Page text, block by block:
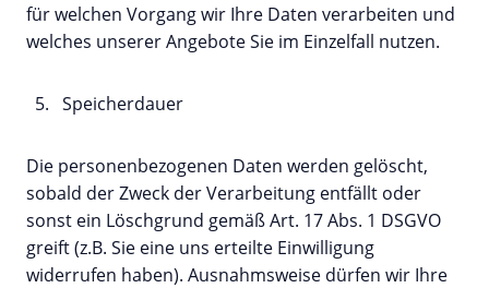
für welchen Vorgang wir Ihre Daten verarbeiten und
welches unserer Angebote Sie im Einzelfall nutzen.
Speicherdauer
Die personenbezogenen Daten werden gelöscht,
sobald der Zweck der Verarbeitung entfällt oder
sonst ein Löschgrund gemäß Art. 17 Abs. 1 DSGVO
greift (z.B. Sie eine uns erteilte Einwilligung
widerrufen haben). Ausnahmsweise dürfen wir Ihre